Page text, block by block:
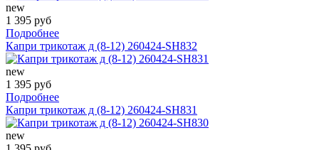
new
1 395 руб
Подробнее
Капри трикотаж д (8-12) 260424-SH832
new
1 395 руб
Подробнее
Капри трикотаж д (8-12) 260424-SH831
new